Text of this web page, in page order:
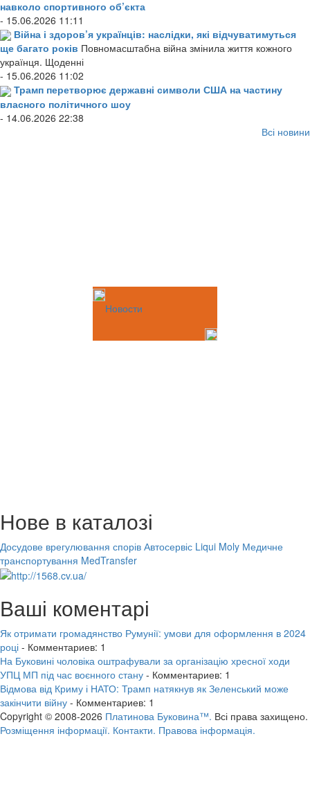
навколо спортивного об’єкта
- 15.06.2026 11:11
Війна і здоров’я українців: наслідки, які відчуватимуться
ще багато років Повномасштабна війна змінила життя кожного
українця. Щоденні
- 15.06.2026 11:02
Трамп перетворює державні символи США на частину
власного політичного шоу
- 14.06.2026 22:38
Всі новини
Новости
Нове в каталозі
Досудове врегулювання спорів Автосервіс Liqui Moly Медичне
транспортування MedTransfer
Ваші коментарі
Як отримати громадянство Румунії: умови для оформлення в 2024
році - Комментариев: 1
На Буковині чоловіка оштрафували за організацію хресної ходи
УПЦ МП під час воєнного стану - Комментариев: 1
Відмова від Криму і НАТО: Трамп натякнув як Зеленський може
закінчити війну - Комментариев: 1
Copyright © 2008-2026 Платинова Буковина™. Всі права захищено.
Розміщення інформації. Контакти. Правова інформація.